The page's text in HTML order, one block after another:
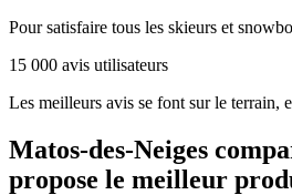
Pour satisfaire tous les skieurs et
15 000 avis utilisateurs
Les meilleurs avis se font sur le terrain,
Matos-des-Neiges
propose le meilleur